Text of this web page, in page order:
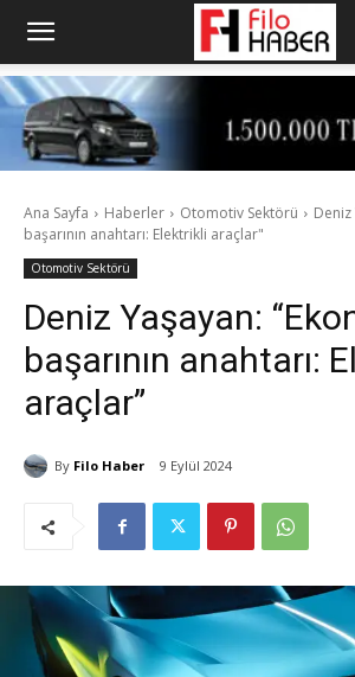
Ana Sayfa Haberler Otomotiv Sektörü
başarının anahtarı: Elektrikli araçlar"
Otomotiv Sektörü
Deniz Yaşayan:
başarının anahtarı:
araçlar”
By Filo Haber 9 Eylül 2024